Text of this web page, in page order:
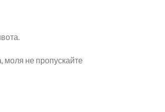
моля не пропускайте